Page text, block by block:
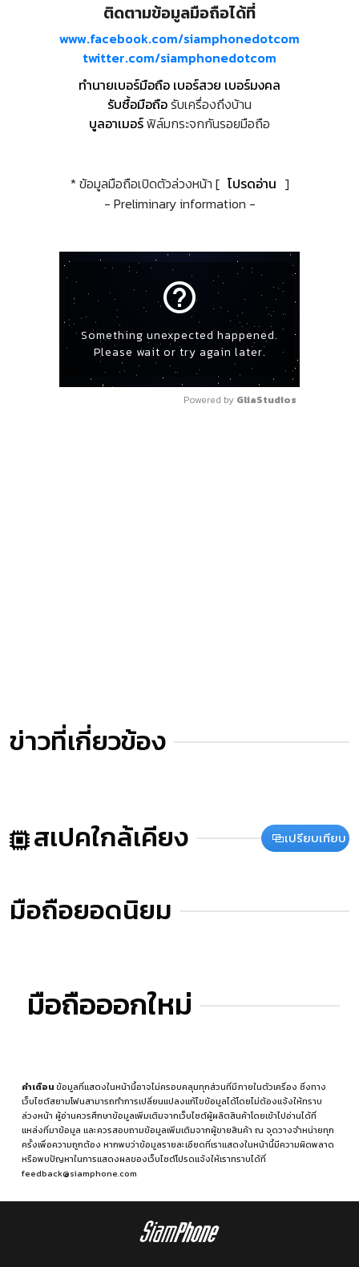
ติดตามข้อมูลมือถือได้ที่
www.facebook.com/siamphonedotcom
twitter.com/siamphonedotcom
ทำนายเบอร์มือถือ เบอร์สวย เบอร์มงคล
รับซื้อมือถือรับเครื่องถึงบ้าน
บูลอาเมอร์ฟิล์มกระจกกันรอยมือถือ
* ข้อมูลมือถือเปิดตัวล่วงหน้า [ โปรดอ่าน ]
- Preliminary information -
help_outline
Something unexpected happened.
Please wait or try again later.
Powered by GliaStudios
ข่าวที่เกี่ยวข้อง
สเปคใกล้เคียง เปรียบเทียบ
มือถือยอดนิยม
มือถือออกใหม่
คำเตือนข้อมูลที่แสดงในหน้านี้อาจไม่ครอบคลุมทุกส่วนที่มีภายในตัวเครื่อง ซึ่งทาง
เว็บไซต์สยามโฟนสามารถทำการเปลี่ยนแปลงแก้ไขข้อมูลได้โดยไม่ต้องแจ้งให้ทราบ
ล่วงหน้า ผู้อ่านควรศึกษาข้อมูลเพิ่มเติมจากเว็บไซต์ผู้ผลิตสินค้าโดยเข้าไปอ่านได้ที่
แหล่งที่มาข้อมูล และควรสอบถามข้อมูลเพิ่มเติมจากผู้ขายสินค้า ณ จุดวางจำหน่ายทุก
ครั้งเพื่อความถูกต้อง หากพบว่าข้อมูลรายละเอียดที่เราแสดงในหน้านี้มีความผิดพลาด
หรือพบปัญหาในการแสดงผลของเว็บไซต์โปรดแจ้งให้เราทราบได้ที่
feedback@siamphone.com